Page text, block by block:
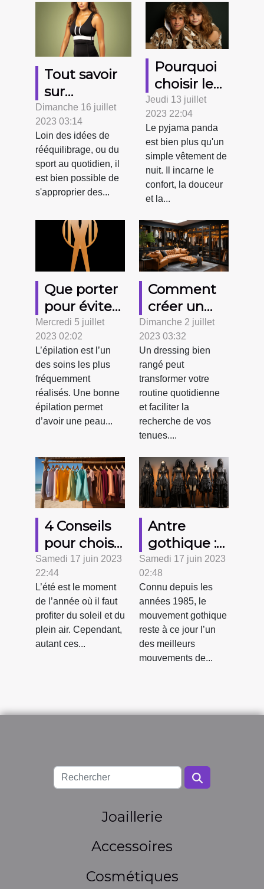
Tout savoir
sur
l’efficacité
des
vêtements
amincissants
Dimanche 16 juillet
2023 03:14
Loin des idées de
rééquilibrage, ou du
sport au quotidien, il
est bien possible de
s'approprier des...
Pourquoi
choisir le
pyjama
panda ?
Jeudi 13 juillet
2023 22:04
Le pyjama panda
est bien plus qu'un
simple vêtement de
nuit. Il incarne le
confort, la douceur
et la...
Que porter
pour éviter
les
irritations
après une
épilation ?
Mercredi 5 juillet
2023 02:02
L’épilation est l’un
des soins les plus
fréquemment
réalisés. Une bonne
épilation permet
d’avoir une peau...
Comment
créer un
dressing
bien rangé
et
fonctionnel
?
Dimanche 2 juillet
2023 03:32
Un dressing bien
rangé peut
transformer votre
routine quotidienne
et faciliter la
recherche de vos
tenues....
4 Conseils
pour choisir
vos
vêtements
d’été
Samedi 17 juin 2023
22:44
L’été est le moment
de l’année où il faut
profiter du soleil et du
plein air. Cependant,
autant ces...
Antre
gothique :
Comment
choisir vos
vêtements
gothiques
tendance ?
Samedi 17 juin 2023
02:48
Connu depuis les
années 1985, le
mouvement gothique
reste à ce jour l’un
des meilleurs
mouvements de...
Joaillerie
Accessoires
Cosmétiques